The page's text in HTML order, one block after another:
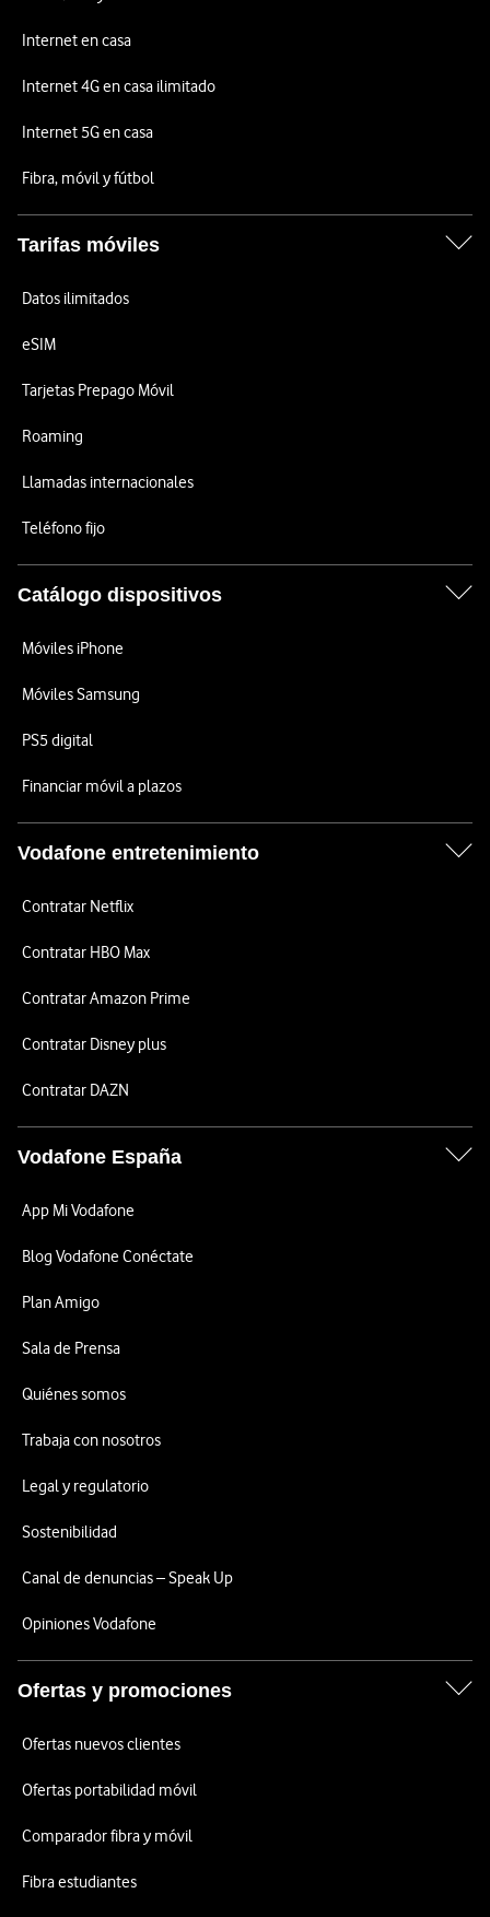
Internet en casa
Internet 4G en casa ilimitado
Internet 5G en casa
Fibra, móvil y fútbol
Tarifas móviles
Datos ilimitados
eSIM
Tarjetas Prepago Móvil
Roaming
Llamadas internacionales
Teléfono fijo
Catálogo dispositivos
Móviles iPhone
Móviles Samsung
PS5 digital
Financiar móvil a plazos
Vodafone entretenimiento
Contratar Netflix
Contratar HBO Max
Contratar Amazon Prime
Contratar Disney plus
Contratar DAZN
Vodafone España
App Mi Vodafone
Blog Vodafone Conéctate
Plan Amigo
Sala de Prensa
Quiénes somos
Trabaja con nosotros
Legal y regulatorio
Sostenibilidad
Canal de denuncias – Speak Up
Opiniones Vodafone
Ofertas y promociones
Ofertas nuevos clientes
Ofertas portabilidad móvil
Comparador fibra y móvil
Fibra estudiantes